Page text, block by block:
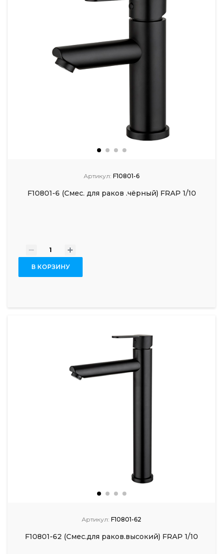
Артикул: F10801-6
F10801-6 (Смес. для раков .чёрный) FRAP 1/10
- +
В КОРЗИНУ
Артикул: F10801-62
F10801-62 (Смес.для раков.высокий) FRAP 1/10